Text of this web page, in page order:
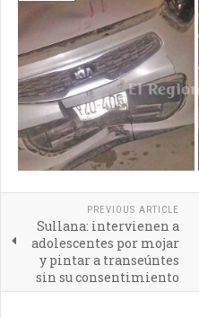
PREVIOUS ARTICLE
Sullana: intervienen a
adolescentes por mojar
y pintar a transeúntes
sin su consentimiento